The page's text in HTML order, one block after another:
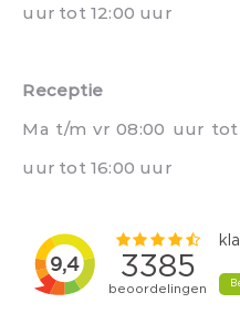
uur tot 12:00 uur
Receptie
Ma t/m vr 08:00 uur tot
uur tot 16:00 uur